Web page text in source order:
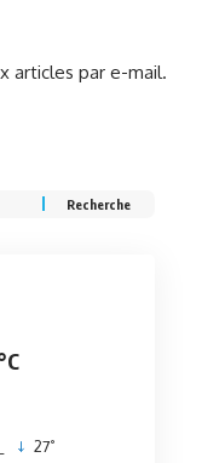
articles par e-mail.
27°